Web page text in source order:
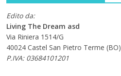
Edito da:
Living The Dream asd
Via Riniera 1514/G
40024 Castel San Pietro Terme (BO)
P.IVA: 03684101201